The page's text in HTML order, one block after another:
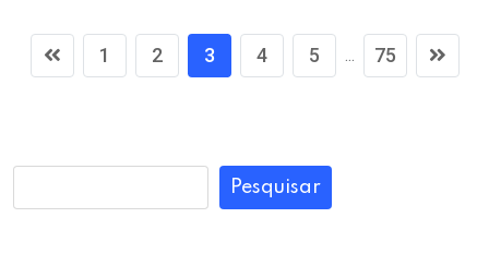
1 2 3 4 5 ... 75
Pesquisar